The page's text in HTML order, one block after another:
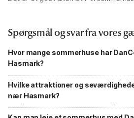
Spørgsmål og svar fra vores
Hvor mange sommerhuse har
Hasmark?
DanCenter Sommerhusudlejning Hasmark
sommerhuse til udlejning. Udvider du din
Nordfyn eller Fyn, får du et langt større
Hvilke attraktioner og
nær Hasmark?
Området omkring Hasmark byder på flere
det flade landskab og ved kysten.